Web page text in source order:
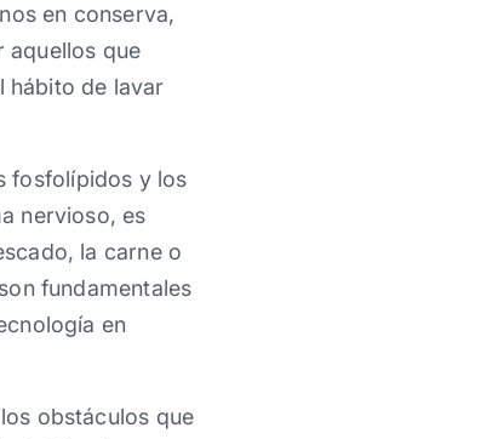
en conserva,
aquellos que
hábito de lavar
fosfolípidos y los
nervioso, es
la carne o
fundamentales
en
obstáculos que